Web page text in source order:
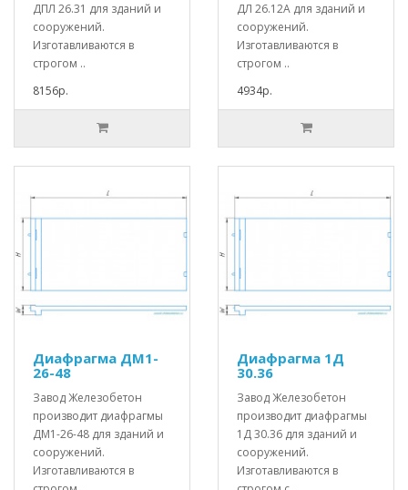
ДПЛ 26.31 для зданий и
сооружений.
Изготавливаются в
строгом ..
8156р.
ДЛ 26.12А для зданий и
сооружений.
Изготавливаются в
строгом ..
4934р.
Диафрагма ДМ1-
26-48
Завод Железобетон
производит диафрагмы
ДМ1-26-48 для зданий и
сооружений.
Изготавливаются в
Диафрагма 1Д
30.36
Завод Железобетон
производит диафрагмы
1Д 30.36 для зданий и
сооружений.
Изготавливаются в